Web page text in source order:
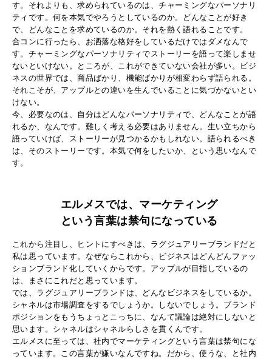
す。それよりも、求められているのは、チャーミングなパーソナリ
ティです。何を本気でやろうとしているのか。どんなことが好き
で、どんなことを求めているのか。それを熱く語れることです。
合コンに行ったら、お洒落な格好をしているだけではダメなんで
す。チャーミングなパーソナリティでストーリーを語って楽しませ
ないといけない。ところが、これができていない会社が多い。ビジ
ネスの世界では、商品ばかり、機能ばかりが相変わらず語られる。
それこそが、アップルとの違いを生んでいることに気づかないとい
けない。
今、必要なのは、自分はどんなパーソナリティで、どんなことが語
れるか、なんです。難しく考える必要はありません。生い立ちから
語っていけば、ストーリーが見つかるかもしれない。語られるべき
は、そのストーリーです。本気で何をしたいか、という思いなんで
す。
エルメスでは、 マーケティング
という言葉は禁句になっている
これから注目し、ヒントにすべきは、ラグジュアリーブランドだと
私は思っています。なぜならこれから、ビジネスはどんどんファッ
ションブランド化していくからです。アップルが目指しているの
は、まさにこれだと思っています。
では、ラグジュアリーブランドは、どんなビジネスをしているか。
シャネルは市場調査をするでしょうか。しないでしょう。ブランド
ポジションをもうちょっとこっちに、なんて議論は絶対にしないと
思います。シャネルはシャネルらしさを貫くんです。
エルメスに至っては、社内でマーケティングという言葉は禁句にな
っています。この言葉が嫌いなんですね。だから、使うな、と社内